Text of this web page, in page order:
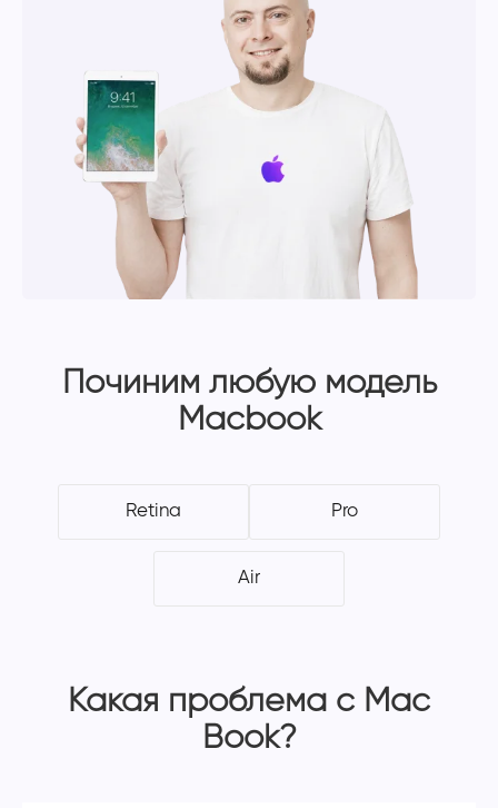
Починим любую модель
Macbook
Retina Pro
Air
Какая проблема с Mac
Book?